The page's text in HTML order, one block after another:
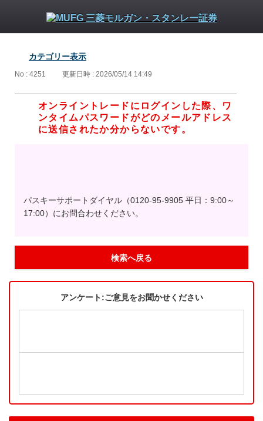
カテゴリー表示
No : 4251 更新日時 : 2026/05/14 14:49
オンライントレードにログインした際、ワ
ンタイムパスワードがどのメールアドレス
に送信されたか分からないです。
パスキーサポートダイヤル（0120-95-9905 平日：9:00～
17:00）にお問合わせください。
検索へ戻る
アンケート:ご意見をお聞かせください